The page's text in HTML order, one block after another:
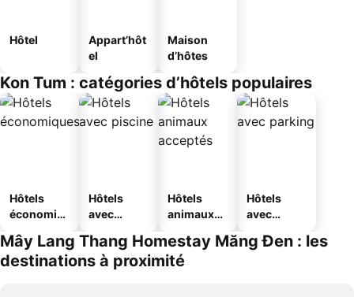
Hôtel
Appart’hôt
el
Maison
d’hôtes
Kon Tum : catégories d’hôtels populaires
Hôtels
économiq
Hôtels
avec
Hôtels
animaux
Hôtels
avec
Mây Lang Thang Homestay Măng Đen : les
destinations à proximité